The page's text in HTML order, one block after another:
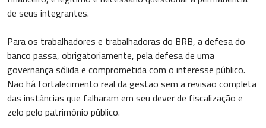
de seus integrantes.
Para os trabalhadores e trabalhadoras do BRB, a defesa do
banco passa, obrigatoriamente, pela defesa de uma
governança sólida e comprometida com o interesse público.
Não há fortalecimento real da gestão sem a revisão completa
das instâncias que falharam em seu dever de fiscalização e
zelo pelo patrimônio público.